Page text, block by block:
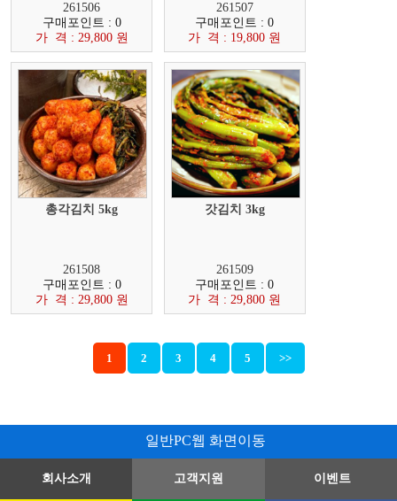
261506
구매포인트 : 0
가 격 : 29,800 원
261507
구매포인트 : 0
가 격 : 19,800 원
총각김치 5kg
261508
구매포인트 : 0
가 격 : 29,800 원
갓김치 3kg
261509
구매포인트 : 0
가 격 : 29,800 원
1 2 3 4 5 >>
일반PC웹 화면이동
회사소개 고객지원 이벤트